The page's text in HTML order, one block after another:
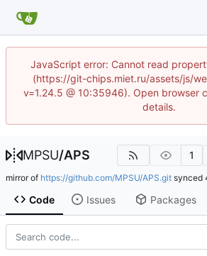
JavaScript error: Cannot read
(https://git-chips.miet.ru/assets/js/
v=1.24.5 @ 10:35946). Open browser
details.
MPSU/APS 1
mirror of https://github.com/MPSU/APS.git synced
Code Issues Packages